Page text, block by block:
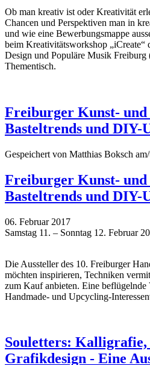
Ob man kreativ ist oder Kreativität
Chancen und Perspektiven man in
und wie eine Bewerbungsmappe
beim Kreativitätsworkshop „iCreate“
Design und Populäre Musik
Thementisch.
Freiburger Kunst-
Basteltrends und DIY-
Gespeichert von Matthias Boksch
Freiburger Kunst-
Basteltrends und DIY-
06. Februar 2017
Samstag 11. – Sonntag 12. Februar
Die Aussteller des 10. Freiburger
möchten inspirieren, Techniken
zum Kauf anbieten. Eine
Handmade- und Upcycling-
Souletters:
Grafikdesign - Eine